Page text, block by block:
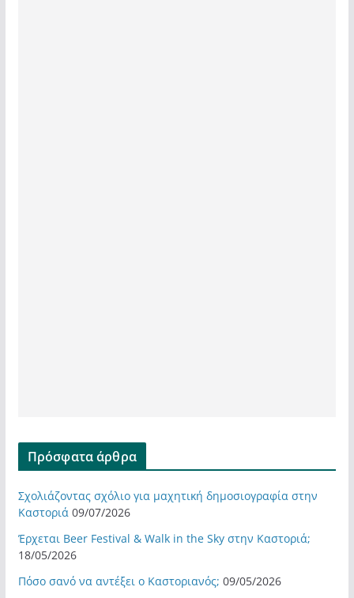
Πρόσφατα άρθρα
Σχολιάζοντας σχόλιο για μαχητική δημοσιογραφία στην
Καστοριά 09/07/2026
Έρχεται Beer Festival & Walk in the Sky στην Καστοριά;
18/05/2026
Πόσο σανό να αντέξει ο Καστοριανός; 09/05/2026